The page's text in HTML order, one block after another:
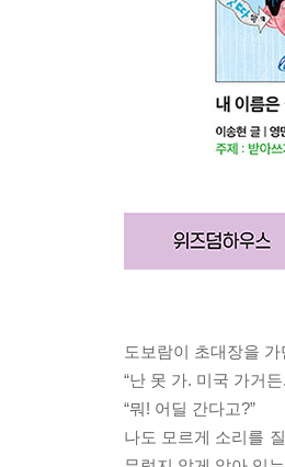
도보람이 초대장을
“난 못 가. 미국 가거든
“뭐! 어딜 간다고?”
나도 모르게 소리를